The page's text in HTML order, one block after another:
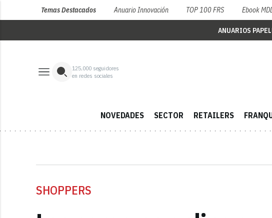
Temas Destacados Anuario Innovación TOP 100 FRS Ebook
ANUARIOS PAPEL
125,000 seguidores
en redes sociales
NOVEDADES SECTOR RETAILERS
SHOPPERS